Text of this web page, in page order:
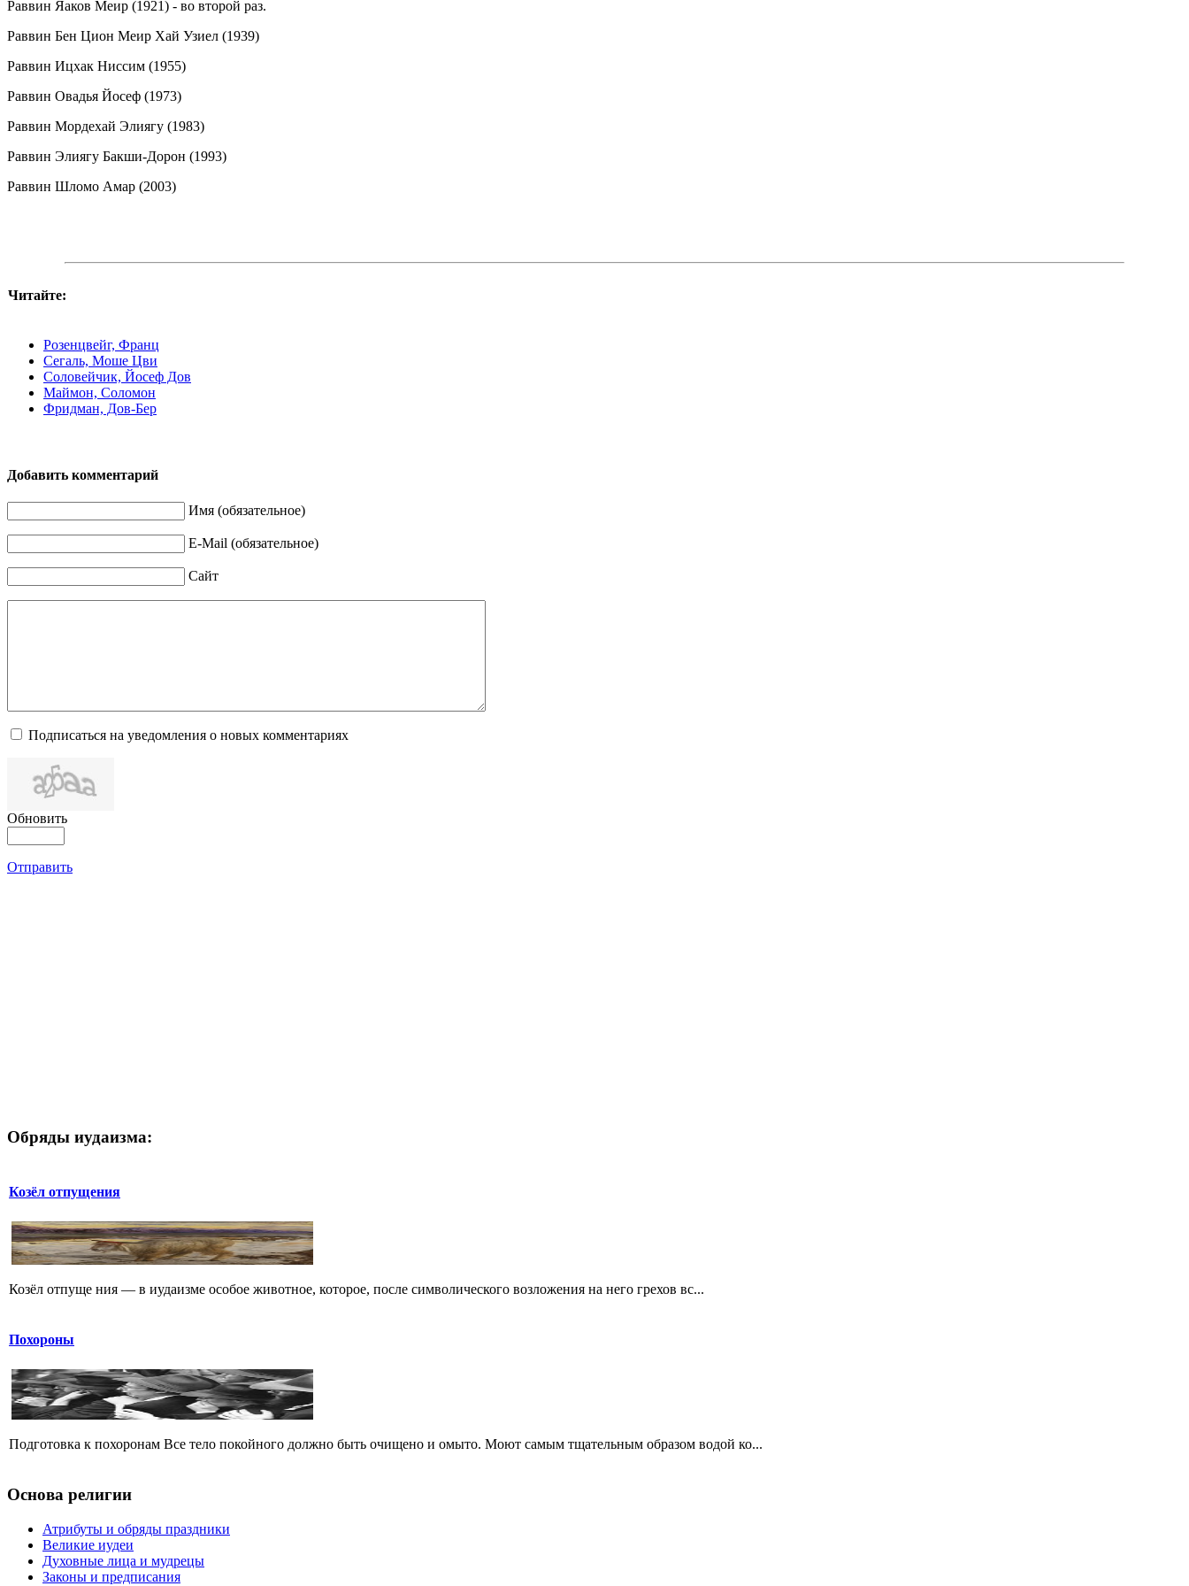
Раввин Яаков Меир (1921) - во второй раз.
Раввин Бен Цион Меир Хай Узиел (1939)
Раввин Ицхак Ниссим (1955)
Раввин Овадья Йосеф (1973)
Раввин Мордехай Элиягу (1983)
Раввин Элиягу Бакши-Дорон (1993)
Раввин Шломо Амар (2003)
Читайте:
Розенцвейг, Франц
Сегаль, Моше Цви
Соловейчик, Йосеф Дов
Маймон, Соломон
Фридман, Дов-Бер
Добавить комментарий
Имя (обязательное)
E-Mail (обязательное)
Сайт
Подписаться на уведомления о новых комментариях
Обновить
Отправить
Обряды иудаизма:
Козёл отпущения
Козёл отпуще ния — в иудаизме особое животное, которое, после символического возложения на него грехов вс...
Похороны
Подготовка к похоронам Все тело покойного должно быть очищено и омыто. Моют самым тщательным образом водой ко...
Основа религии
Атрибуты и обряды праздники
Великие иудеи
Духовные лица и мудрецы
Законы и предписания